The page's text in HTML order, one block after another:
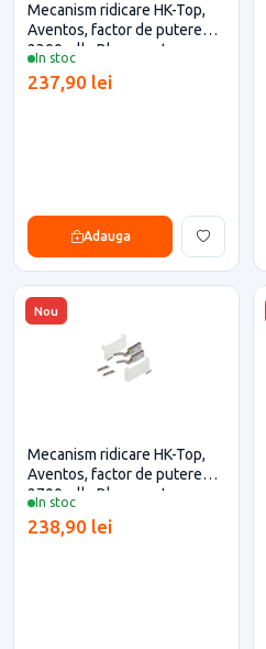
In stoc
Mecanism ridicare HK-Top,
Aventos, factor de putere
2300, alb, Blum pentru casa
237,90 lei
Adauga
Nou
In stoc
Mecanism ridicare HK-Top,
Aventos, factor de putere
2700, alb, Blum pentru casa
238,90 lei